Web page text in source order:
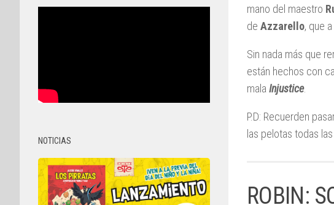
mano del maestro
de Azzarello, que
Sin nada más que
están hechos con
mala Injustice.
P.D: Recuerden
las pelotas todas las
ROBIN:
NOTICIAS